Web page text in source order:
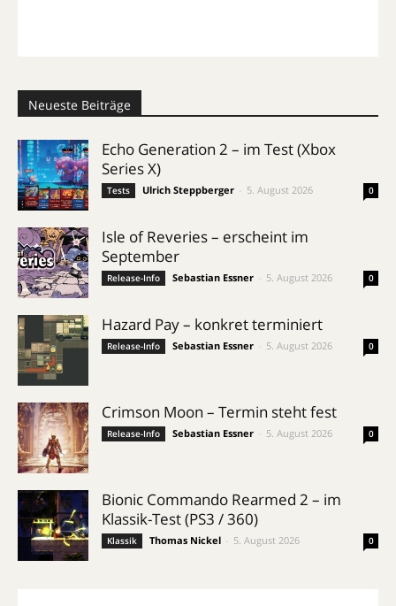
Neueste Beiträge
Echo Generation 2 – im Test (Xbox
Series X)
Tests Ulrich Steppberger 5. August 2026 0
Isle of Reveries – erscheint im
September
Release-Info Sebastian Essner 5. August 2026 0
Hazard Pay – konkret terminiert
Release-Info Sebastian Essner 5. August 2026 0
Crimson Moon – Termin steht fest
Release-Info Sebastian Essner 5. August 2026 0
Bionic Commando Rearmed 2 – im
Klassik-Test (PS3 / 360)
Klassik Thomas Nickel 5. August 2026 0